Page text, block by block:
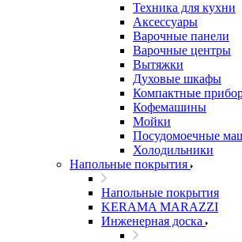
Техника для кухни
Аксессуары
Варочные панели
Варочные центры
Вытяжки
Духовые шкафы
Компактные
Кофемашины
Мойки
Посудомоечные
Холодильники
Напольные покрытия
Напольные покрытия
KERAMA MARAZZI
Инженерная доска